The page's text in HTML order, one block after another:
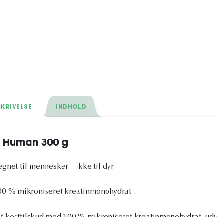
INDHOLD
300 g
til mennesker – ikke til dyr
% mikroniseret kreatinmonohydrat